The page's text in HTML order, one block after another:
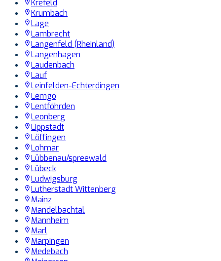
Krefeld
Krumbach
Lage
Lambrecht
Langenfeld (Rheinland)
Langenhagen
Laudenbach
Lauf
Leinfelden-Echterdingen
Lemgo
Lentföhrden
Leonberg
Lippstadt
Löffingen
Lohmar
Lübbenau/spreewald
Lübeck
Ludwigsburg
Lutherstadt Wittenberg
Mainz
Mandelbachtal
Mannheim
Marl
Marpingen
Medebach